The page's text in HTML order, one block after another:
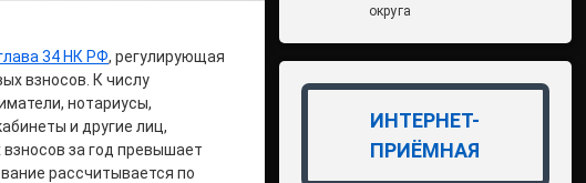
34 НК РФ, регулирующая
взносов. К числу
нотариусы,
и другие лиц,
за год превышает
рассчитывается по
округа
ИНТЕРНЕТ-
ПРИЁМНАЯ